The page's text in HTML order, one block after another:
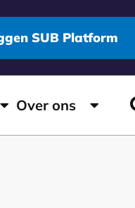
SUB Platform
Over ons